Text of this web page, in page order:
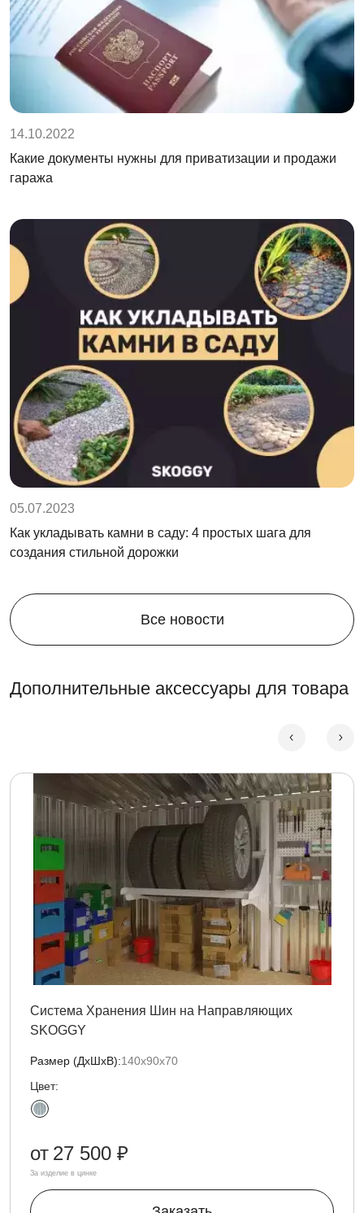
14.10.2022
Какие документы нужны для приватизации и продажи
гаража
05.07.2023
Как укладывать камни в саду: 4 простых шага для
создания стильной дорожки
Все новости
Дополнительные аксессуары для товара
Система Хранения Шин на Направляющих
SKOGGY
Размер (ДxШxВ):140х90х70
Цвет:
от 27 500 ₽
За изделие в цинке